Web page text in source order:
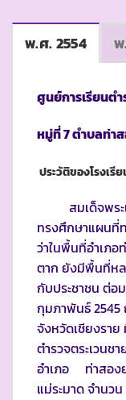
พ.ศ. 2554 พ
ศูนย์การเรียนต
หมู่ที่7 ตำบลท่า
ประวัติของโรงเรี
สมเด็จพระเ
ทรงศึกษาแผนที่
ว่าในพื้นที่อำเภอ
ตาก ยังมีพื้นที่หล
กับประชาชน ต่อ
กุมภาพันธ์ 2545
จังหวัดเชียงรา
ตำรวจตระเวน
อำเภอ ท่าสองย
แม่ระมาด จำนว